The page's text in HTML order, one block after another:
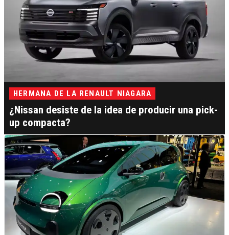
HERMANA DE LA RENAULT NIAGARA
¿Nissan desiste de la idea de producir una pick-
up compacta?